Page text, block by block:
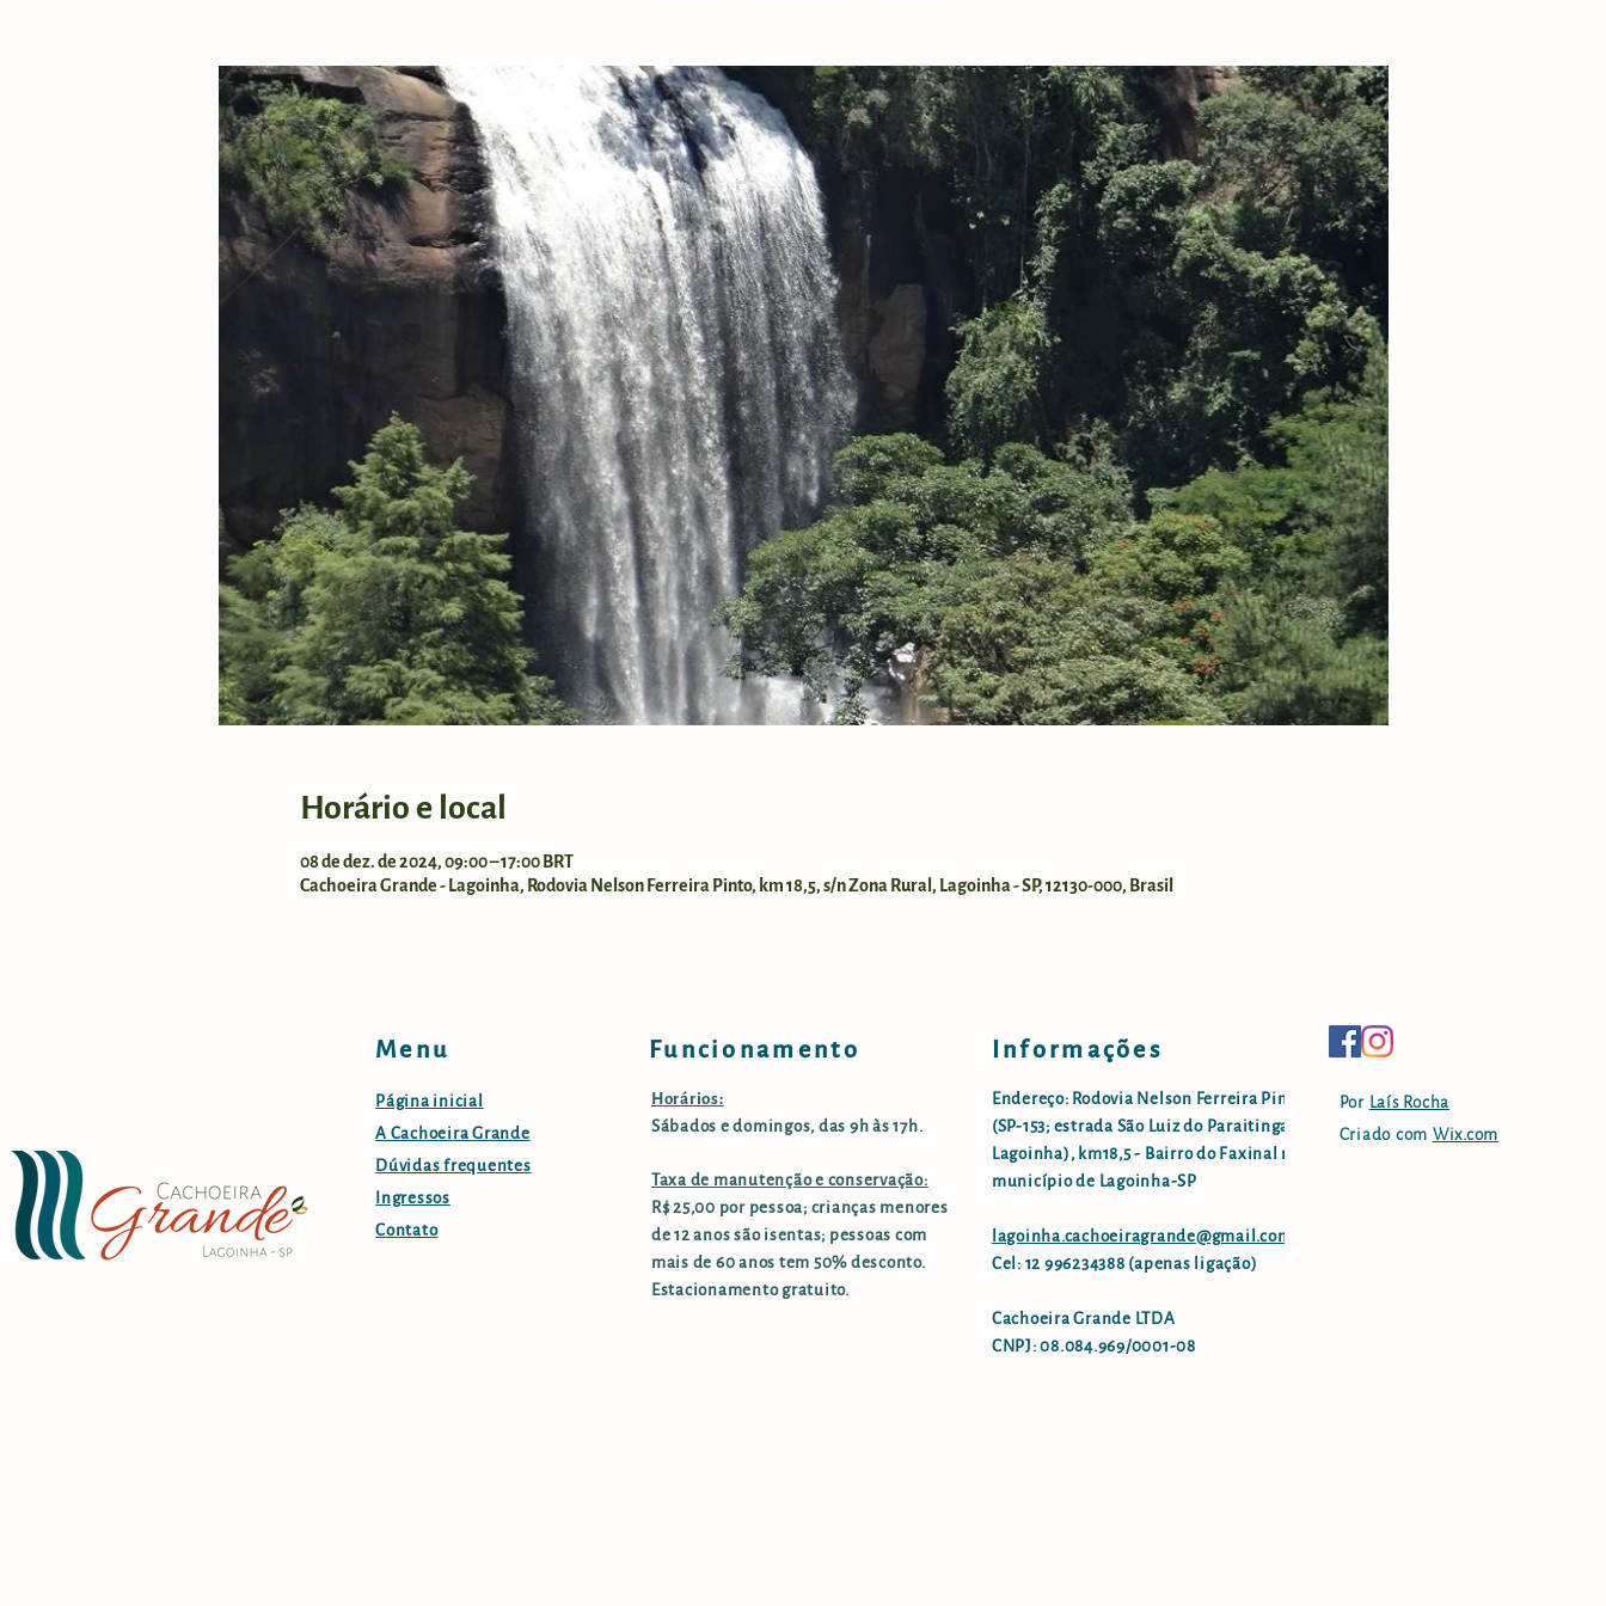
Horário e local
08 de dez. de 2024, 09:00 – 17:00 BRT
Cachoeira Grande - Lagoinha, Rodovia Nelson Ferreira Pinto, km 18,5, s/n Zona Rural, Lagoinha - SP, 12130-000, Brasil
Menu
Página inicial
A Cachoeira Grande
Dúvidas frequentes
Ingressos
Contato
Funcionamento
Horários:
Sábados e domingos, das 9h às 17h.
Taxa de manutenção e conservação:
R$ 25,00 por pessoa; crianças menores
de 12 anos são isentas; pessoas com
mais de 60 anos tem 50% desconto.
Estacionamento gratuito.
Informações
Endereço: Rodovia Nelson Ferreira Pinto
(SP-153; estrada São Luiz do Paraitinga -
Lagoinha), km18,5 - Bairro do Faxinal no
município de Lagoinha-SP
lagoinha.cachoeiragrande@gmail.com
Cel: 12 996234388 (apenas ligação)
Cachoeira Grande LTDA
CNPJ: 08.084.969/0001-08
Por Laís Rocha
Criado com Wix.com